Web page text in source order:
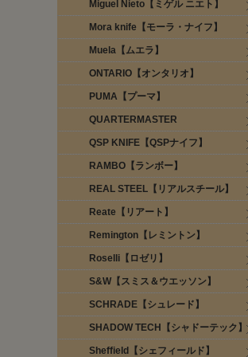
Miguel Nieto【ミゲル ニエト】
Mora knife【モーラ・ナイフ】
Muela【ムエラ】
ONTARIO【オンタリオ】
PUMA【プーマ】
QUARTERMASTER
QSP KNIFE【QSPナイフ】
RAMBO【ランボー】
REAL STEEL【リアルスチール】
Reate【リアート】
Remington【レミントン】
Roselli【ロゼリ】
S&W【スミス＆ウエッソン】
SCHRADE【シュレード】
SHADOW TECH【シャドーテック】
Sheffield【シェフィールド】